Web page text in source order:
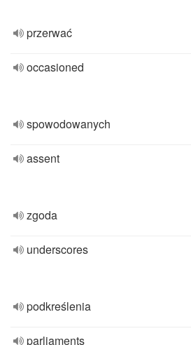
przerwać
occasioned
spowodowanych
assent
zgoda
underscores
podkreślenia
parliaments